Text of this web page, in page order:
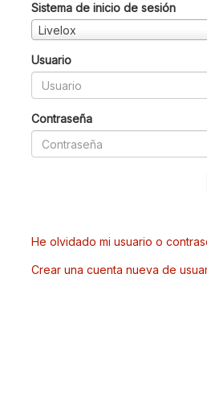
Sistema de inicio de sesión
Livelox
Usuario
Contraseña
He olvidado mi usuario o
Crear una cuenta nueva de